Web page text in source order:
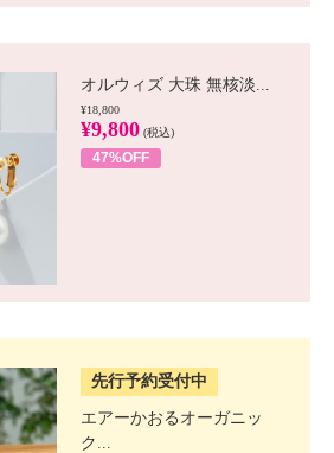
オルウィズ 大珠 無核淡...
¥18,800
¥9,800 (税込)
47%OFF
先行予約受付中
エアーかおるオーガニッ
ク...